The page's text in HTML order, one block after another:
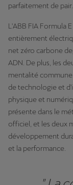
parfaitement de pair.
L'ABB FIA Formula
entièrement
net zéro carbone
ADN. De plus, les
mentalité
de technologie et
physique et
présente dans le
officiel, et les deux
développement
et la performance.